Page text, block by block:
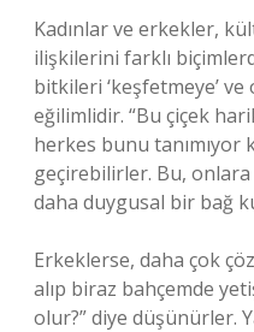
Kadınlar ve erkekler,
ilişkilerini farklı
bitkileri ‘keşfetmeye’
eğilimlidir. “Bu çiçek
herkes bunu tanımıyor
geçirebilirler. Bu,
daha duygusal bir bağ
Erkeklerse, daha çok
alıp biraz bahçemde
olur?” diye düşünürler.